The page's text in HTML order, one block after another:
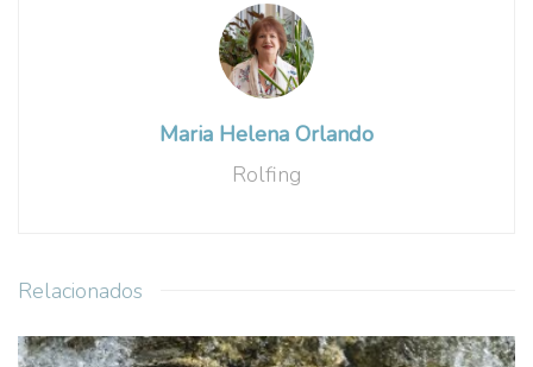
Maria Helena Orlando
Rolfing
Relacionados